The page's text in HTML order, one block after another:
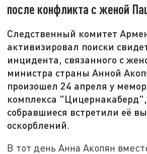
после конфликта с женой
Следственный комитет
активизировал поиски
инцидента, связанного с
министра страны Анной
произошел 24 апреля у
комплекса
собравшиеся встретили её
оскорблений.
В тот день Анна Акопян